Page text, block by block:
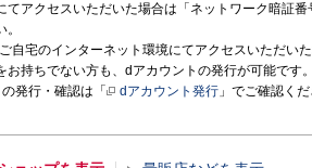
てアクセスいただいた場合は「ネットワーク暗証
自宅のインターネット環境にてアクセスいただい
お持ちでない方も、dアカウントの発行が可能です。
発行・確認は「
dアカウント発行 」でご確認くだ